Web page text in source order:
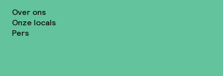
Over ons
Onze locals
Pers